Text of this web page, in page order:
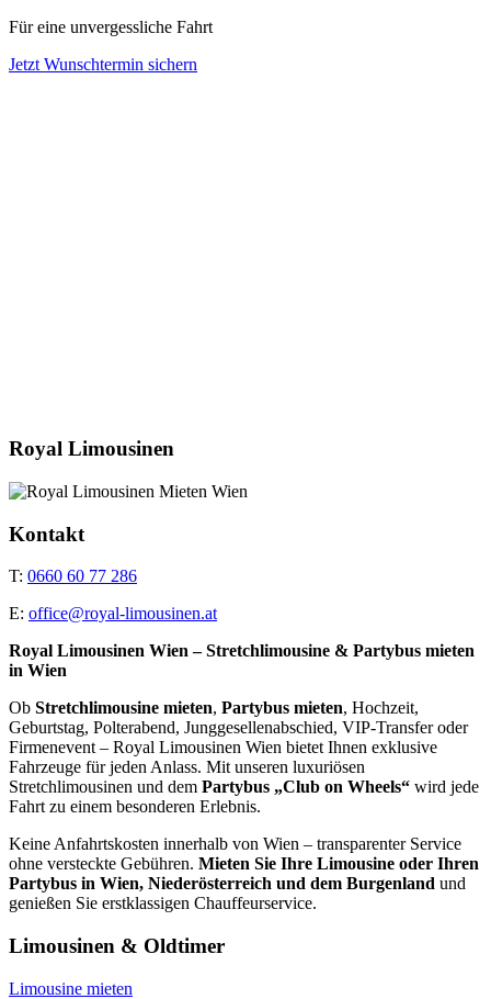
Für eine unvergessliche Fahrt
Jetzt Wunschtermin sichern
Royal Limousinen
Kontakt
T: 0660 60 77 286
E: office@royal-limousinen.at
Royal Limousinen Wien – Stretchlimousine & Partybus mieten
in Wien
Ob Stretchlimousine mieten, Partybus mieten, Hochzeit,
Geburtstag, Polterabend, Junggesellenabschied, VIP-Transfer oder
Firmenevent – Royal Limousinen Wien bietet Ihnen exklusive
Fahrzeuge für jeden Anlass. Mit unseren luxuriösen
Stretchlimousinen und dem Partybus „Club on Wheels“ wird jede
Fahrt zu einem besonderen Erlebnis.
Keine Anfahrtskosten innerhalb von Wien – transparenter Service
ohne versteckte Gebühren. Mieten Sie Ihre Limousine oder Ihren
Partybus in Wien, Niederösterreich und dem Burgenland und
genießen Sie erstklassigen Chauffeurservice.
Limousinen & Oldtimer
Limousine mieten